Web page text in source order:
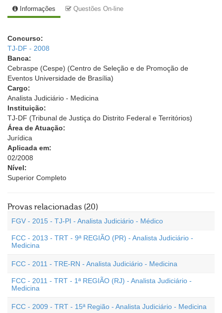
Informações Questões On-line
Concurso:
TJ-DF - 2008
Banca:
Cebraspe (Cespe) (Centro de Seleção e de Promoção de
Eventos Universidade de Brasília)
Cargo:
Analista Judiciário - Medicina
Instituição:
TJ-DF (Tribunal de Justiça do Distrito Federal e Territórios)
Área de Atuação:
Jurídica
Aplicada em:
02/2008
Nível:
Superior Completo
Provas relacionadas (20)
FGV - 2015 - TJ-PI - Analista Judiciário - Médico
FCC - 2013 - TRT - 9ª REGIÃO (PR) - Analista Judiciário -
Medicina
FCC - 2011 - TRE-RN - Analista Judiciário - Medicina
FCC - 2011 - TRT - 1ª REGIÃO (RJ) - Analista Judiciário -
Medicina
FCC - 2009 - TRT - 15ª Região - Analista Judiciário - Medicina